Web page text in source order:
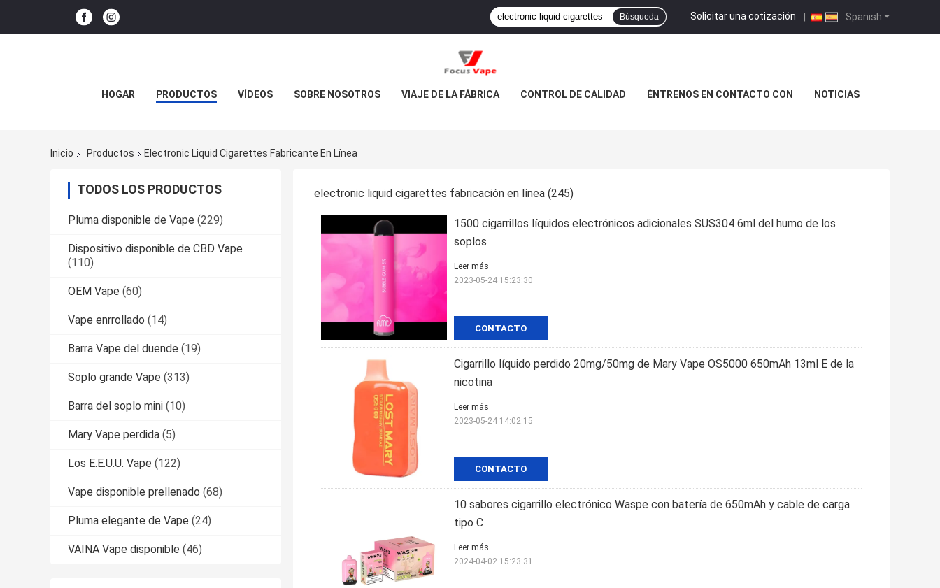
Spanish
Solicitar una cotización |
Búsqueda
HOGAR PRODUCTOS VÍDEOS SOBRE NOSOTROS VIAJE DE LA FÁBRICA CONTROL DE CALIDAD ÉNTRENOS EN CONTACTO CON NOTICIAS
Inicio Productos Electronic Liquid Cigarettes Fabricante En Línea
TODOS LOS PRODUCTOS
Pluma disponible de Vape (229)
Dispositivo disponible de CBD Vape
(110)
OEM Vape (60)
Vape enrrollado (14)
Barra Vape del duende (19)
Soplo grande Vape (313)
Barra del soplo mini (10)
Mary Vape perdida (5)
Los E.E.U.U. Vape (122)
Vape disponible prellenado (68)
Pluma elegante de Vape (24)
VAINA Vape disponible (46)
electronic liquid cigarettes fabricación en línea (245)
1500 cigarrillos líquidos electrónicos adicionales SUS304 6ml del humo de los
soplos
CONTACTO
Leer más
2023-05-24 15:23:30
Cigarrillo líquido perdido 20mg/50mg de Mary Vape OS5000 650mAh 13ml E de la
nicotina
CONTACTO
Leer más
2023-05-24 14:02:15
10 sabores cigarrillo electrónico Waspe con batería de 650mAh y cable de carga
tipo C
Leer más
2024-04-02 15:23:31